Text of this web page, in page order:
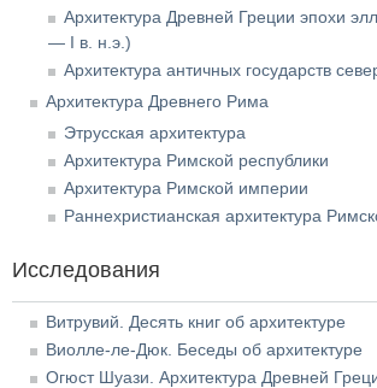
Архитектура Древней Греции эпохи
— I в. н.э.)
Архитектура античных государств
Архитектура Древнего Рима
Этрусская архитектура
Архитектура Римской республики
Архитектура Римской империи
Раннехристианская архитектура
Исследования
Витрувий. Десять книг об архитектуре
Виолле-ле-Дюк. Беседы об архитектуре
Огюст Шуази. Архитектура Древней